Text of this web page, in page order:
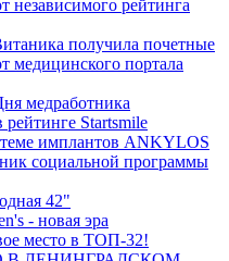
независимого рейтинга
получила почетные
медицинского портала
медработника
Startsmile
имплантов ANKYLOS
социальной программы
42"
- новая эра
место в ТОП-32!